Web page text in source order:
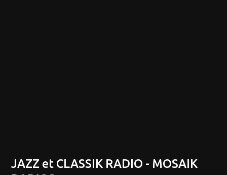
JAZZ et CLASSIK RADIO - MOSAIK